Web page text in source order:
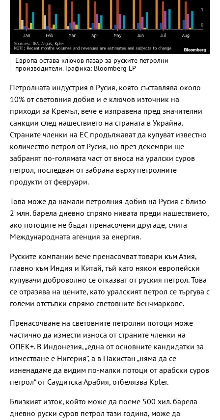
Европа остава ключов пазар за руските петролни
производители. Графика: Bloomberg LP
Петролната индустрия в Русия, която съставлява около
10% от световния добив и е ключов източник на
приходи за Кремъл, вече е изправена пред значителни
санкции след нашествието на страната в Украйна.
Страните членки на ЕС продължават да купуват известно
количество петрол от Русия, но през декември ще
забранят по-голямата част от вноса на уралски суров
петрол, последван от забрана върху петролните
продукти от февруари.
Това може да намали петролния добив на Русия с близо
2 млн. барела дневно спрямо нивата преди нашествието,
ако потоците не бъдат пренасочени другаде, счита
Международната агенция за енергия.
Руските компании вече пренасочват товари към Азия,
главно към Индия и Китай, тъй като някои европейски
купувачи доброволно се отказват от руския петрол. Това
се отразява на цените, като уралският петрол се търгува с
големи отстъпки спрямо световните бенчмаркове.
Пренасочване на световните петролни потоци може
частично да измести износа от страните членки на
ОПЕК+. В Индонезия, „една от основните кандидатки за
изместване е Нигерия“, а в Пакистан „няма да се
изненадаме да видим по-малки потоци от арабски суров
петрол“ от Саудитска Арабия, отбелязва Kpler.
Близкият изток, който може да поеме 500 хил. барела
дневно руски суров петрол тази година, може да